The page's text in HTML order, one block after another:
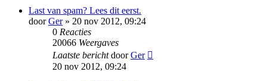
Last van spam? Lees dit eerst.
doorGer» 20 nov 2012, 09:24
0 Reacties
20066 Weergaves
Laatste berichtdoorGer
20 nov 2012, 09:24